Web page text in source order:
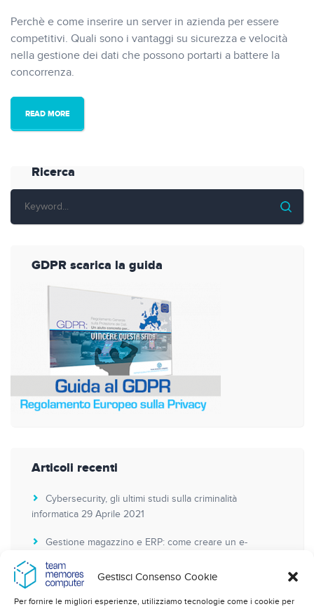
Gestisci Consenso Cookie
Per fornire le migliori esperienze, utilizziamo tecnologie come i cookie per
Perchè e come inserire un server in azienda per essere
competitivi. Quali sono i vantaggi su sicurezza e velocità
nella gestione dei dati che possono portarti a battere la
concorrenza.
READ MORE
Ricerca
GDPR scarica la guida
Articoli recenti
Cybersecurity, gli ultimi studi sulla criminalità
informatica 29 Aprile 2021
Gestione magazzino e ERP: come creare un e-
Attacco ransomware come prevenire
2020